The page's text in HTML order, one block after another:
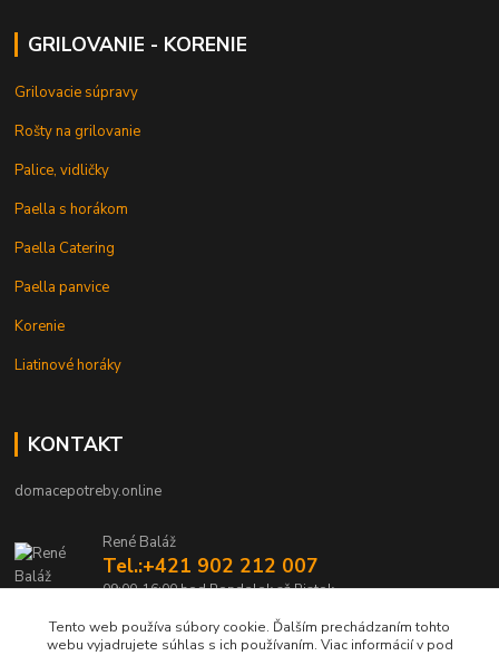
GRILOVANIE - KORENIE
Grilovacie súpravy
Rošty na grilovanie
Palice, vidličky
Paella s horákom
Paella Catering
Paella panvice
Korenie
Liatinové horáky
KONTAKT
domacepotreby.online
René Baláž
Tel.:+421 902 212 007
09:00-16:00 hod Pondelok až Piatok
info@domacepotreby.online
Tento web používa súbory cookie. Ďalším prechádzaním tohto
webu vyjadrujete súhlas s ich používaním. Viac informácií v pod